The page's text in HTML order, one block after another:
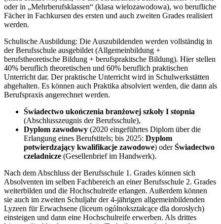
oder in „Mehrberufsklassen“ (klasa wielozawodowa), wo berufliche
Fächer in Fachkursen des ersten und auch zweiten Grades realisiert
werden.
Schulische Ausbildung: Die Auszubildenden werden vollständig in
der Berufsschule ausgebildet (Allgemeinbildung +
berufstheoretische Bildung + berufsprakitsche Bildung). Hier stellen
40% beruflich theoretischen und 60% beruflich praktischen
Unterricht dar. Der praktische Unterricht wird in Schulwerkstätten
abgehalten. Es können auch Praktika absolviert werden, die dann als
Berufspraxis angerechnet werden.
Świadectwo ukończenia branżowej szkoły I stopnia
(Abschlusszeugnis der Berufsschule),
Dyplom zawodowy (2020 eingeführtes Diplom über die
Erlangung eines Berufstitels; bis 2025: Dyplom
potwierdzający kwalifikacje zawodowe) oderŚwiadectwo
czeladnicze (Gesellenbrief im Handwerk).
Nach dem Abschluss der Berufsschule 1. Grades können sich
Absolventen im selben Fachbereich an einer Berufsschule 2. Grades
weiterbilden und die Hochschulreife erlangen. Außerdem können
sie auch im zweiten Schuljahr der 4-jährigen allgemeinbildenden
Lyzeen für Erwachsene (liceum ogólnokształcące dla dorosłych)
einsteigen und dann eine Hochschulreife erwerben. Als drittes